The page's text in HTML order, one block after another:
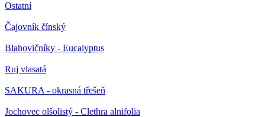
Ostatní
Čajovník čínský
Blahovičníky - Eucalyptus
Ruj vlasatá
SAKURA - okrasná třešeň
Jochovec olšolistý - Clethra alnifolia